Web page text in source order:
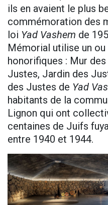
ils en avaient le plus
commémoration des
loi Yad Vashem de
Mémorial utilise un
honorifiques : Mur
Justes, Jardin des
des Justes de Yad
habitants de la
Lignon qui ont
centaines de Juifs
entre 1940 et 1944.